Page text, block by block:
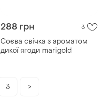
288 грн 3
Соєва свічка з ароматом
дикої ягоди marigold
3 >